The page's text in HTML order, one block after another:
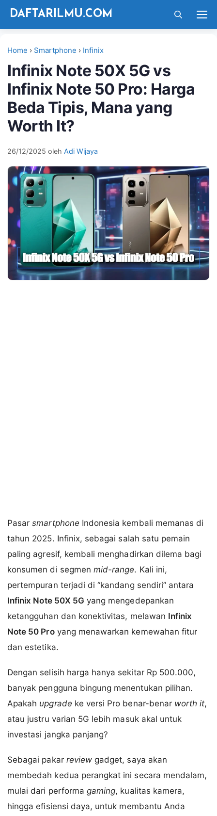
Langsung
DAFTARILMU.COM
Home › Smartphone › Infinix
Infinix Note 50X 5G vs
Infinix Note 50 Pro: Harga
Beda Tipis, Mana yang
Worth It?
26/12/2025 oleh Adi Wijaya
Pasarsmartphone Indonesia kembali memanas di
tahun 2025. Infinix, sebagai salah satu pemain
paling agresif, kembali menghadirkan dilema bagi
konsumen di segmen mid-range. Kali ini,
pertempuran terjadi di “kandang sendiri” antara
Infinix Note 50X 5G yang mengedepankan
ketangguhan dan konektivitas, melawan Infinix
Note 50 Proyang menawarkan kemewahan fitur
dan estetika.
Dengan selisih harga hanya sekitar Rp 500.000,
banyak pengguna bingung menentukan pilihan.
Apakah upgrade ke versi Pro benar-benar worth it,
atau justru varian 5G lebih masuk akal untuk
investasi jangka panjang?
Sebagai pakar review gadget, saya akan
membedah kedua perangkat ini secara mendalam,
mulai dari performagaming, kualitas kamera,
hingga efisiensi daya, untuk membantu Anda